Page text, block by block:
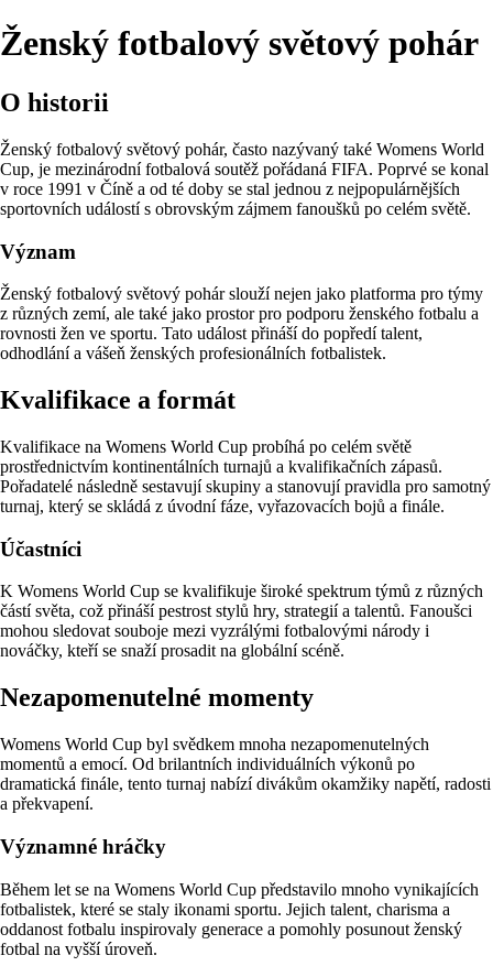
Ženský fotbalový světový pohár
O historii
Ženský fotbalový světový pohár, často nazývaný také Womens World
Cup, je mezinárodní fotbalová soutěž pořádaná FIFA. Poprvé se konal
v roce 1991 v Číně a od té doby se stal jednou z nejpopulárnějších
sportovních událostí s obrovským zájmem fanoušků po celém světě.
Význam
Ženský fotbalový světový pohár slouží nejen jako platforma pro týmy
z různých zemí, ale také jako prostor pro podporu ženského fotbalu a
rovnosti žen ve sportu. Tato událost přináší do popředí talent,
odhodlání a vášeň ženských profesionálních fotbalistek.
Kvalifikace a formát
Kvalifikace na Womens World Cup probíhá po celém světě
prostřednictvím kontinentálních turnajů a kvalifikačních zápasů.
Pořadatelé následně sestavují skupiny a stanovují pravidla pro samotný
turnaj, který se skládá z úvodní fáze, vyřazovacích bojů a finále.
Účastníci
K Womens World Cup se kvalifikuje široké spektrum týmů z různých
částí světa, což přináší pestrost stylů hry, strategií a talentů. Fanoušci
mohou sledovat souboje mezi vyzrálými fotbalovými národy i
nováčky, kteří se snaží prosadit na globální scéně.
Nezapomenutelné momenty
Womens World Cup byl svědkem mnoha nezapomenutelných
momentů a emocí. Od brilantních individuálních výkonů po
dramatická finále, tento turnaj nabízí divákům okamžiky napětí, radosti
a překvapení.
Významné hráčky
Během let se na Womens World Cup představilo mnoho vynikajících
fotbalistek, které se staly ikonami sportu. Jejich talent, charisma a
oddanost fotbalu inspirovaly generace a pomohly posunout ženský
fotbal na vyšší úroveň.